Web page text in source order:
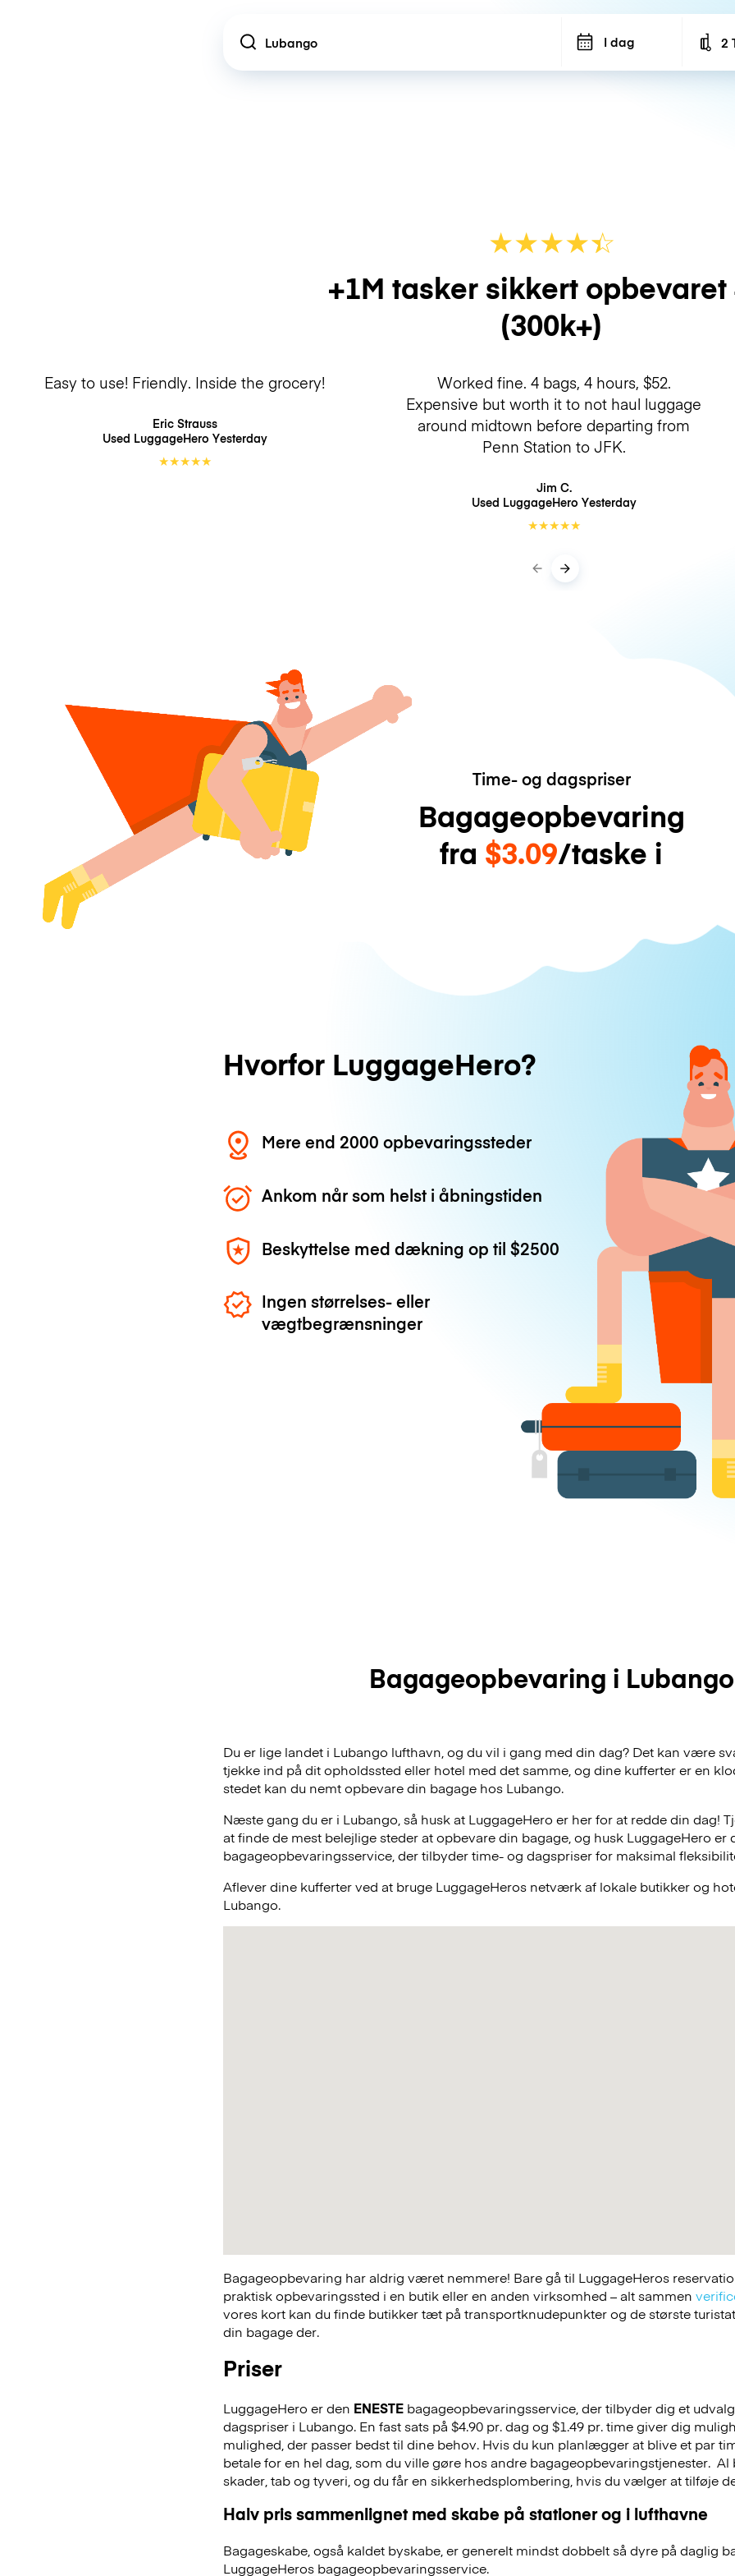
Location I dag 2
★★★★☆
★
+1M tasker sikkert opbevaret
(300k+)
Easy to use! Friendly. Inside the grocery!
Eric Strauss
Used LuggageHero Yesterday
★★★★★
Worked fine. 4 bags, 4 hours, $52.
Expensive but worth it to not haul luggage
around midtown before departing from
Penn Station to JFK.
Jim C.
Used LuggageHero Yesterday
★★★★★
Time- og dagspriser
Bagageopbevaring
fra $3.09/taske i
Hvorfor LuggageHero?
Mere end 2000 opbevaringssteder
Ankom når som helst i åbningstiden
Beskyttelse med dækning op til$2500
Ingen størrelses- eller
vægtbegrænsninger
Bagageopbevaring i Lubango
Du er lige landet i Lubango lufthavn, og du vil i gang med din dag? Det kan være
tjekke ind på dit opholdssted eller hotel med det samme, og dine kufferter er en
stedet kan du nemt opbevare din bagage hos Lubango.
Næste gang du er i Lubango, så husk at LuggageHero er her for at redde din dag!
at finde de mest belejlige steder at opbevare din bagage, og husk LuggageHero er
bagageopbevaringsservice, der tilbyder time- og dagspriser for maksimal
Aflever dine kufferter ved at bruge LuggageHeros netværk af lokale butikker og
Lubango.
Bagageopbevaring har aldrig været nemmere! Bare gå til LuggageHeros
praktisk opbevaringssted i en butik eller en anden virksomhed – alt sammen
vores kort kan du finde butikker tæt på transportknudepunkter og de største
din bagage der.
Priser
LuggageHero er den ENESTE bagageopbevaringsservice, der tilbyder dig et
dagspriser i Lubango. En fast sats på $4.90 pr. dag og $1.49 pr. time giver dig
mulighed, der passer bedst til dine behov. Hvis du kun planlægger at blive et par
betale for en hel dag, som du ville gøre hos andre bagageopbevaringstjenester. Al
skader, tab og tyveri, og du får en sikkerhedsplombering, hvis du vælger at tilføje
Halv pris sammenlignet med skabe på stationer og i lufthavne
Bagageskabe, også kaldet byskabe, er generelt mindst dobbelt så dyre på daglig
LuggageHeros bagageopbevaringsservice.